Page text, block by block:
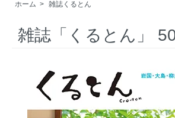
ホーム > 雑誌くるとん
雑誌「くるとん」